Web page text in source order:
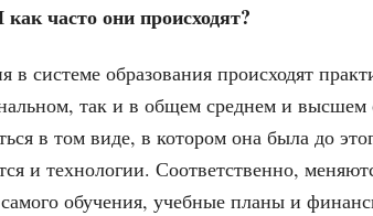
часто они происходят?
системе образования происходят
так и в общем среднем и
в том виде, в котором она была до
и технологии. Соответственно,
обучения, учебные планы и